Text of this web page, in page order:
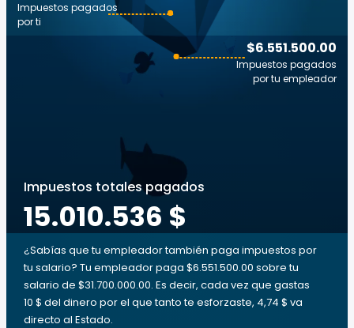
$6.551.500.00
Impuestos pagados
por tu empleador
Impuestos pagados
por ti
Impuestos totales pagados
15.010.536 $
¿Sabías que tu empleador también paga impuestos por
tu salario? Tu empleador paga $6.551.500.00 sobre tu
salario de $31.700.000.00. Es decir, cada vez que gastas
10 $ del dinero por el que tanto te esforzaste, 4,74 $ va
directo al Estado.